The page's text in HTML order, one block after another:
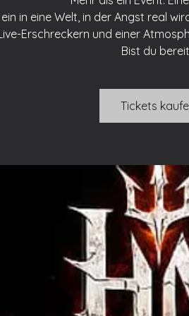
in eine Welt, in der Angst real
Erschreckern und einer
Bist du
Tickets